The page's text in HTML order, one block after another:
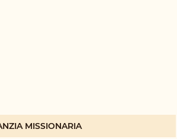
MISSIONARIA